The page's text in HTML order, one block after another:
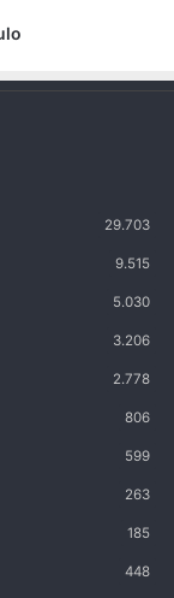
29.703
9.515
5.030
3.206
2.778
806
599
263
185
448